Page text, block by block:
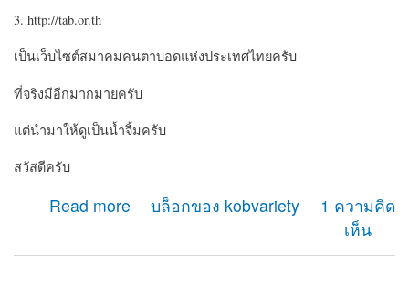
3. http://tab.or.th
เป็นเว็บไซต์สมาคมคนตาบอดแห่งประเทศไทยครับ
ที่จริงมีอีกมากมายครับ
แต่นำมาให้ดูเป็นน้ำจิ้มครับ
สวัสดีครับ
Read more
about เว็บไซต์คนตาบอดที่ใช้ drupal
บล็อกของ kobvariety
1 ความคิด
เห็น